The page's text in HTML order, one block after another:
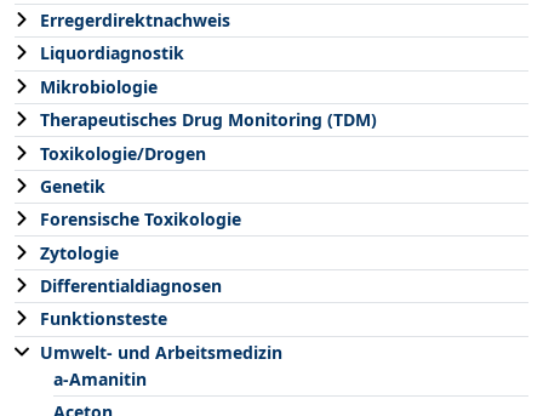
Erregerdirektnachweis
Liquordiagnostik
Mikrobiologie
Therapeutisches Drug Monitoring (TDM)
Toxikologie/Drogen
Genetik
Forensische Toxikologie
Zytologie
Differentialdiagnosen
Funktionsteste
Umwelt- und Arbeitsmedizin
a-Amanitin